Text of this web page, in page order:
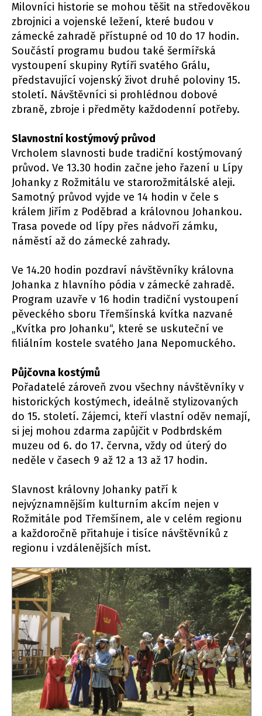
Milovníci historie se mohou těšit na středověkou
zbrojnici a vojenské ležení, které budou v
zámecké zahradě přístupné od 10 do 17 hodin.
Součástí programu budou také šermířská
vystoupení skupiny Rytíři svatého Grálu,
představující vojenský život druhé poloviny 15.
století. Návštěvníci si prohlédnou dobové
zbraně, zbroje i předměty každodenní potřeby.
Slavnostní kostýmový průvod
Vrcholem slavnosti bude tradiční kostýmovaný
průvod. Ve 13.30 hodin začne jeho řazení u Lípy
Johanky z Rožmitálu ve starorožmitálské aleji.
Samotný průvod vyjde ve 14 hodin v čele s
králem Jiřím z Poděbrad a královnou Johankou.
Trasa povede od lípy přes nádvoří zámku,
náměstí až do zámecké zahrady.
Ve 14.20 hodin pozdraví návštěvníky královna
Johanka z hlavního pódia v zámecké zahradě.
Program uzavře v 16 hodin tradiční vystoupení
pěveckého sboru Třemšínská kvítka nazvané
„Kvítka pro Johanku“, které se uskuteční ve
filiálním kostele svatého Jana Nepomuckého.
Půjčovna kostýmů
Pořadatelé zároveň zvou všechny návštěvníky v
historických kostýmech, ideálně stylizovaných
do 15. století. Zájemci, kteří vlastní oděv nemají,
si jej mohou zdarma zapůjčit v Podbrdském
muzeu od 6. do 17. června, vždy od úterý do
neděle v časech 9 až 12 a 13 až 17 hodin.
Slavnost královny Johanky patří k
nejvýznamnějším kulturním akcím nejen v
Rožmitále pod Třemšínem, ale v celém regionu
a každoročně přitahuje i tisíce návštěvníků z
regionu i vzdálenějších míst.